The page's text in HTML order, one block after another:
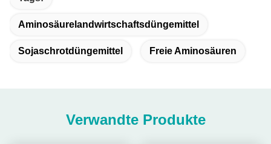
Aminosäurelandwirtschaftsdüngemittel
Sojaschrotdüngemittel Freie Aminosäuren
Verwandte Produkte